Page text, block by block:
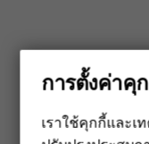
ข้อมูลนี้มีประโย
การตั้งค่าคุ
เราใช้คุกกี้และเ